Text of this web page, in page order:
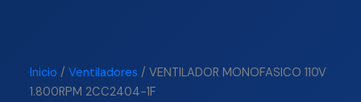
Inicio /Ventiladores / VENTILADOR MONOFASICO 110V
1.800RPM 2CC2404-1F